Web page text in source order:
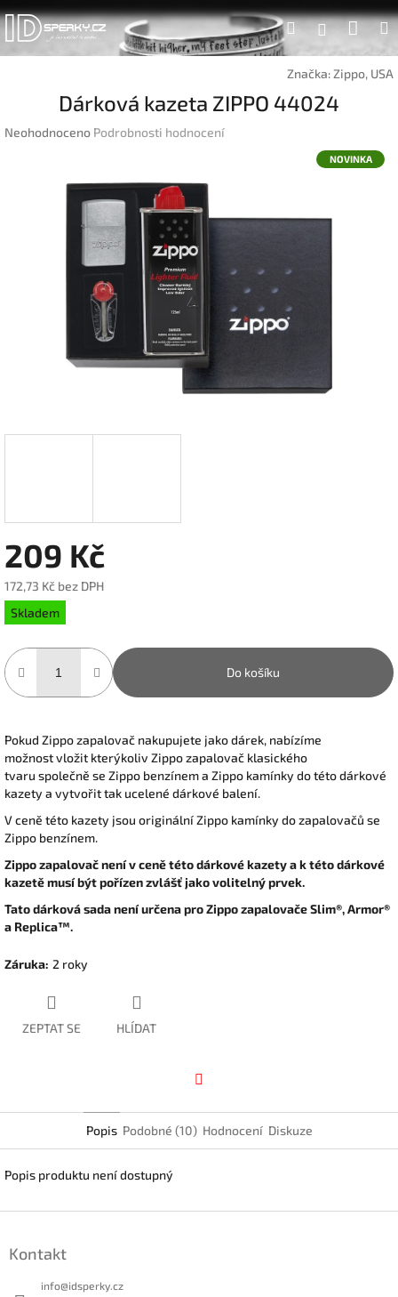
Přejít
na
obsah
Hledat
Značka:Zippo, USA
Dárková kazeta ZIPPO 44024
Průměrné
Neohodnoceno Podrobnosti hodnocení
NOVINKA
209 Kč
172,73 Kč bez DPH
Měrná
cena:
Skladem
Do košíku
Pokud Zippo zapalovač nakupujete jako dárek, nabízíme
možnost vložit kterýkoliv Zippo zapalovač klasického
tvaru společně se Zippo benzínem a Zippo kamínky do této dárkové
kazety a vytvořit tak ucelené dárkové balení.
V ceně této kazety jsou originální Zippo kamínky do zapalovačů se
Zippo benzínem.
Zippo zapalovač není v ceně této dárkové kazety a k této dárkové
kazetě musí být pořízen zvlášť jako volitelný prvek.
Tato dárková sada není určena pro Zippo zapalovače Slim®, Armor®
a Replica™.
Záruka: 2 roky
ZEPTAT SE HLÍDAT
Popis Podobné (10) Hodnocení Diskuze
Popis produktu není dostupný
Kontakt
info@idsperky.cz